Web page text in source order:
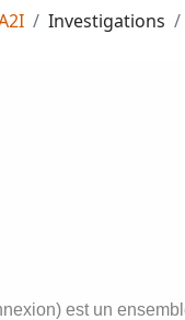
Investigations
est un